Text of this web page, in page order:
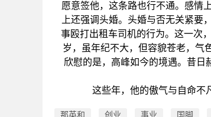
愿意签他，这条路也行不通。感情
上还强调头婚。头婚与否无关紧
事殴打出租车司机的行为。这一次
岁，虽年纪不大，但容貌苍老，气
欣慰的是，高峰如今的境遇。昔
这些年，他的傲气与自命不
那英和 创业 事业 国脚